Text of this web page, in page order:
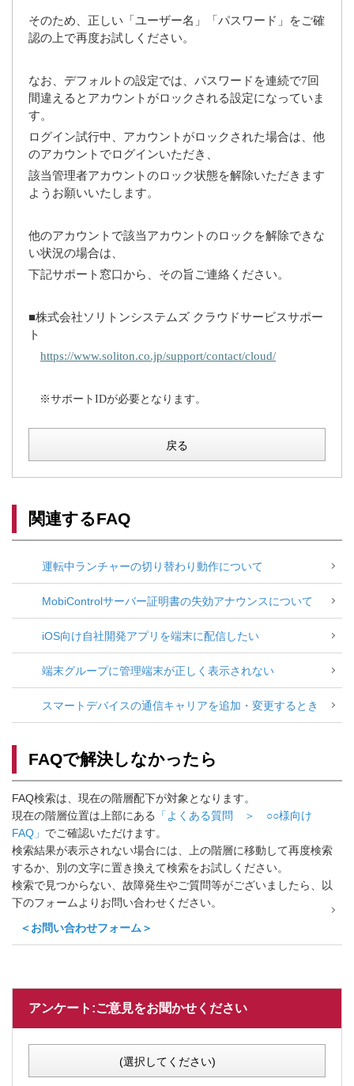
そのため、正しい「ユーザー名」「パスワード」をご確
認の上で再度お試しください。
なお、デフォルトの設定では、パスワードを連続で7回
間違えるとアカウントがロックされる設定になっていま
す。
ログイン試行中、アカウントがロックされた場合は、他
のアカウントでログインいただき、
該当管理者アカウントのロック状態を解除いただきます
ようお願いいたします。
他のアカウントで該当アカウントのロックを解除できな
い状況の場合は、
下記サポート窓口から、その旨ご連絡ください。
■株式会社ソリトンシステムズ クラウドサービスサポー
ト
https://www.soliton.co.jp/support/contact/cloud/
※サポートIDが必要となります。
戻る
関連するFAQ
運転中ランチャーの切り替わり動作について
MobiControlサーバー証明書の失効アナウンスについて
iOS向け自社開発アプリを端末に配信したい
端末グループに管理端末が正しく表示されない
スマートデバイスの通信キャリアを追加・変更するとき
FAQで解決しなかったら
FAQ検索は、現在の階層配下が対象となります。
現在の階層位置は上部にある
「よくある質問 ＞ ○○様向け
FAQ」 でご確認いただけます。
検索結果が表示されない場合には、上の階層に移動して再度検索
するか、別の文字に置き換えて検索をお試しください。
検索で見つからない、故障発生やご質問等がございましたら、以
下のフォームよりお問い合わせください。
＜お問い合わせフォーム＞
アンケート:ご意見をお聞かせください
(選択してください)